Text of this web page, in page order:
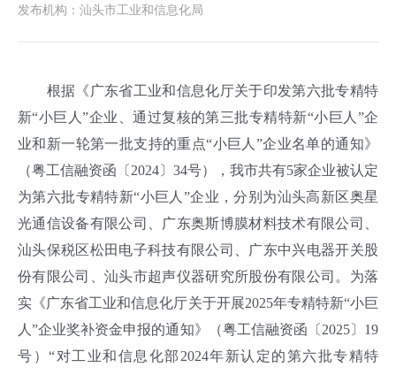
发布机构： 汕头市工业和信息化局
根据《广东省工业和信息化厅关于印发第六批专精特
新“小巨人”企业、通过复核的第三批专精特新“小巨人”企
业和新一轮第一批支持的重点“小巨人”企业名单的通知》
（粤工信融资函〔2024〕34号），我市共有5家企业被认定
为第六批专精特新“小巨人”企业，分别为汕头高新区奥星
光通信设备有限公司、广东奥斯博膜材料技术有限公司、
汕头保税区松田电子科技有限公司、广东中兴电器开关股
份有限公司、汕头市超声仪器研究所股份有限公司。为落
实《广东省工业和信息化厅关于开展2025年专精特新“小巨
人”企业奖补资金申报的通知》（粤工信融资函〔2025〕19
号）“对工业和信息化部2024年新认定的第六批专精特